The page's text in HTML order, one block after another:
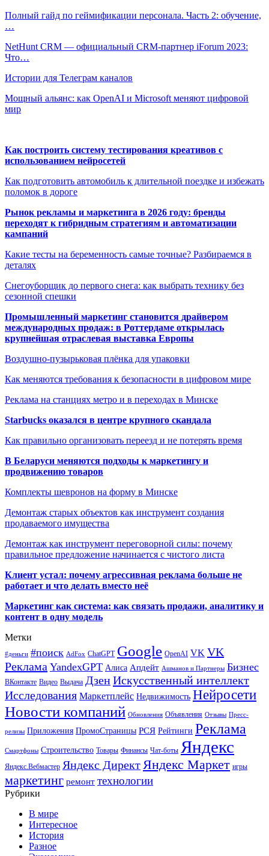
Полный гайд по геймификации персонала. Часть 2: обучение,
…
NetHunt CRM — официальный CRM-партнер iForum 2023:
Что…
Истории для Телеграм каналов
Мощный альянс: как OpenAI и Microsoft меняют цифровой
мир
Как построить систему тестирования креативов с
использованием нейросетей
Как подготовить автомобиль к длительной поездке и избежать
поломок в дороге
Рынок рекламы и маркетинга в 2026 году: бренды
переходят к гибридным стратегиям и автоматизации
кампаний
Какие тесты на беременность самые точные? Разбираемся в
деталях
Снегоуборщик до первого снега: как выбрать технику без
сезонной спешки
Промышленный маркетинг становится драйвером
международных продаж: в Роттердаме открылась
крупнейшая отраслевая выставка Европы
Воздушно-пузырьковая плёнка для упаковки
Как меняются требования к безопасности в цифровом мире
Реклама на станциях метро и в переходах в Минске
Starbucks оказался в центре крупного скандала
Как правильно организовать переезд и не потерять время
В Беларуси меняются подходы к маркетингу и
продвижению товаров
Комплекты шевронов на форму в Минске
Демонтаж старых объектов как инструмент создания
продаваемого имущества
Демонтаж как инструмент переговорной силы: почему
правильное предложение начинается с чистого листа
Клиент устал: почему агрессивная реклама больше не
работает и что делать вместо неё
Маркетинг как система: как связать продажи, аналитику и
контент в одну модель
Метки
#деньги #поиск AdFox ChatGPT Google OpenAI VK VK
Реклама YandexGPT Алиса Апдейт Ашманов и Партнеры Бизнес
ВКонтакте Видео Выдача ДзенИскусственный интеллект
Исследования Маркетплейс Недвижимость Нейросети
Новости компаний Обновления Объявления Отзывы Пресс-
релизы Приложения ПромоСтраницы РСЯ Рейтинги Реклама
Смартфоны Строительство Товары Финансы Чат-боты Яндекс
Яндекс.Вебмастер Яндекс Директ Яндекс Маркет игры
маркетинг ремонт технологии
Рубрики
В мире
Интересное
История
Разное